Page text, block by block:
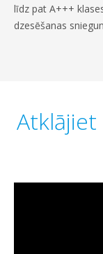
līdz pat A+++
dzesēšanas
Atklājiet